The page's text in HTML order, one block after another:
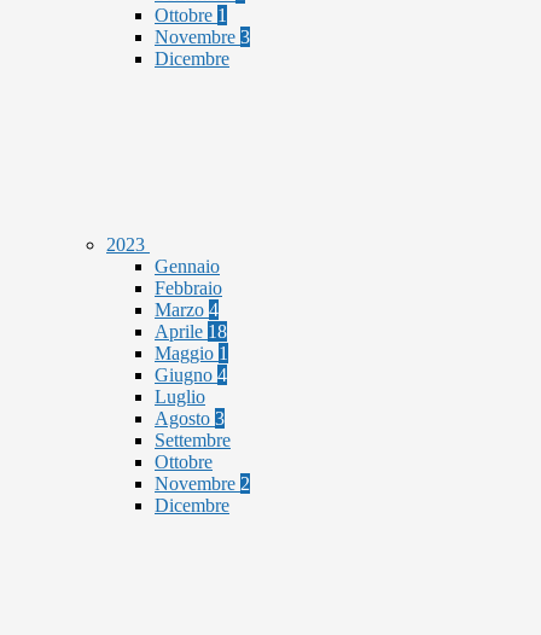
Ottobre 1
Novembre 3
Dicembre
2023
Gennaio
Febbraio
Marzo 4
Aprile 18
Maggio 1
Giugno 4
Luglio
Agosto 3
Settembre
Ottobre
Novembre 2
Dicembre